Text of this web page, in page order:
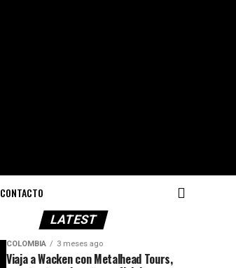
CONTACTO
LATEST
COLOMBIA 3 meses ago
Viaja a Wacken con Metalhead Tours,